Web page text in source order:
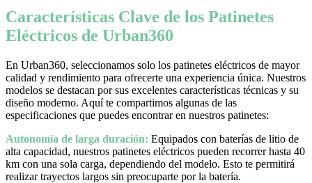
Características Clave de los Patinetes
Eléctricos de Urban360
En Urban360, seleccionamos solo los patinetes eléctricos de mayor
calidad y rendimiento para ofrecerte una experiencia única. Nuestros
modelos se destacan por sus excelentes características técnicas y su
diseño moderno. Aquí te compartimos algunas de las
especificaciones que puedes encontrar en nuestros patinetes:
Autonomía de larga duración: Equipados con baterías de litio de
alta capacidad, nuestros patinetes eléctricos pueden recorrer hasta 40
km con una sola carga, dependiendo del modelo. Esto te permitirá
realizar trayectos largos sin preocuparte por la batería.